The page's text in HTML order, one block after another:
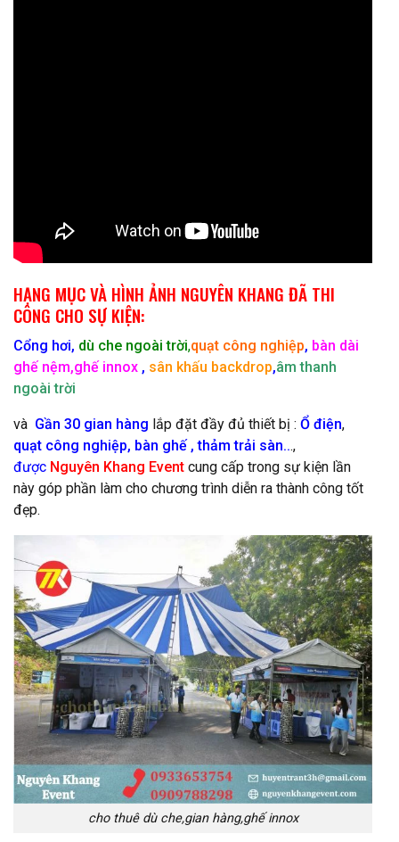
HẠNG MỤC VÀ HÌNH ẢNH NGUYÊN KHANG ĐÃ THI
CÔNG CHO SỰ KIỆN:
Cổng hơi, dù che ngoài trời,quạt công nghiệp, bàn dài
ghế nệm,ghế innox , sân khấu backdrop,âm thanh
ngoài trời
và Gần 30 gian hàng lắp đặt đầy đủ thiết bị : Ổ điện,
quạt công nghiệp, bàn ghế,thảm trải sàn...,
được Nguyên Khang Event cung cấp trong sự kiện lần
này góp phần làm cho chương trình diễn ra thành công tốt
đẹp.
cho thuê dù che,gian hàng,ghế innox